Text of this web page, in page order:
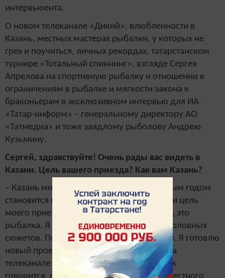
интервьюента.
О новом телеканале «Дикий», влюбленности в
Казань, местных мастерах рыбалки, у которых не
грех и поучиться, личных рекордах, татарстанском
турнире «Тотальный спиннинг», взгляде Сергея
Апрелова на спортивную рыбалку и отношении к
ограничениям в рыбалке и мягкости закона к
браконьерам в эксклюзивном интервью для ИА
«Татар-информ» – генеральному директору АО
«Татмедиа» и тоже заядлому рыболову Андрею
Кузьмину.
Сергей, здравствуйте! Очень рады вас видеть в
Казани. Цель вашего приезда? Как вам Казань?
– Казань мне очень нравится. Она с каждым годом
становится все краше и краше. Но все-таки цель
моего приезда, как не трудно догадаться, это
рыбалка. Я приехал снять несколько рыболовных
сюжетов. Пока не буду раскрывать секрет. Я готовлю
новый проект, он скоро будет выходить на
телеканале «Дикий». А еще я приехал, как